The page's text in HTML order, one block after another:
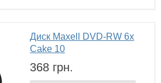
Диск Maxell DVD-RW 6x
Cake 10
368 грн.